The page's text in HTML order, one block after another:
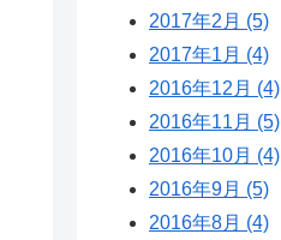
2017年2月 (5)
2017年1月 (4)
2016年12月 (4)
2016年11月 (5)
2016年10月 (4)
2016年9月 (5)
2016年8月 (4)